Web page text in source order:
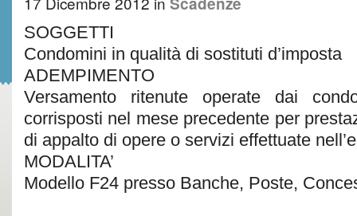
SOGGETTI
Condomini in qualità di sostituti d’imposta
ADEMPIMENTO
Versamento ritenute operate dai
corrisposti nel mese precedente per
di appalto di opere o servizi effettuate
MODALITA’
Modello F24 presso Banche, Poste,